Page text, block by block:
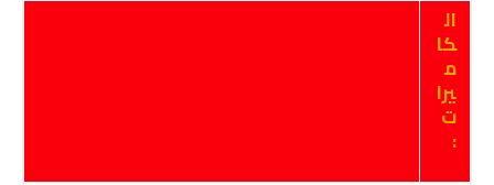
ال
كا
م
يرا
ت
: